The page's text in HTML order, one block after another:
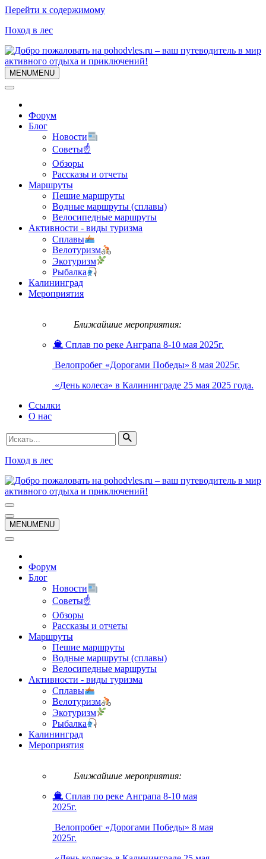
Перейти к содержимому
Поход в лес
MENUMENU
Форум
Блог
Новости
Советы☝
Обзоры
Рассказы и отчеты
Маршруты
Пешие маршруты
Водные маршруты (сплавы)
Велосипедные маршруты
Активности - виды туризма
Сплавы
Велотуризм
Экотуризм
Рыбалка
Калининград
Мероприятия
Ближайшие мероприятия:
Сплав по реке Анграпа 8-10 мая 2025г.
Велопробег «Дорогами Победы» 8 мая 2025г.
«День колеса» в Калининграде 25 мая 2025 года.
Ссылки
О нас
Искать...
Поход в лес
Меню
навигации
Меню
навигации
MENUMENU
Форум
Блог
Новости
Советы☝
Обзоры
Рассказы и отчеты
Маршруты
Пешие маршруты
Водные маршруты (сплавы)
Велосипедные маршруты
Активности - виды туризма
Сплавы
Велотуризм
Экотуризм
Рыбалка
Калининград
Мероприятия
Ближайшие мероприятия:
Сплав по реке Анграпа 8-10 мая
2025г.
Велопробег «Дорогами Победы» 8 мая
2025г.